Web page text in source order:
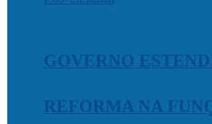
GOVERNO
REFORMA NA